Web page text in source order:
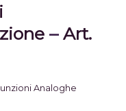
– Art.
Analoghe